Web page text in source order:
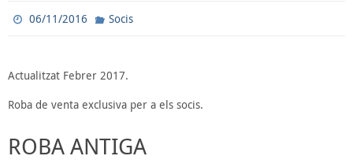
06/11/2016 Socis
Actualitzat Febrer 2017.
Roba de venta exclusiva per a els socis.
ROBA ANTIGA